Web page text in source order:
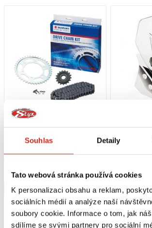
Souhlas Detaily
Tato webová stránka používá cookies
K personalizaci obsahu a reklam,
sociálních médií a analýze naší
soubory cookie. Informace o tom, jak
sdílíme se svými partnery pro sociální
6 879 Kč s DPH
SUZUKI REŤAZOVÝ KIT SUZUKI
V 1 prodejně
Koupit
4 099 Kč s
GIVI POSUVNÉ
V 1 prodejně
Koupit